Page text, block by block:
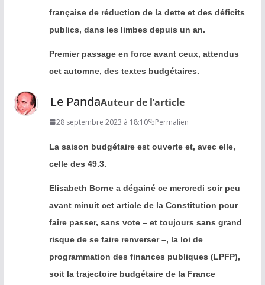
française de réduction de la dette et des déficits
publics, dans les limbes depuis un an.
Premier passage en force avant ceux, attendus
cet automne, des textes budgétaires.
Le PandaAuteur de l’article
28 septembre 2023 à 18:10 Permalien
La saison budgétaire est ouverte et, avec elle,
celle des 49.3.
Elisabeth Borne a dégainé ce mercredi soir peu
avant minuit cet article de la Constitution pour
faire passer, sans vote – et toujours sans grand
risque de se faire renverser –, la loi de
programmation des finances publiques (LPFP),
soit la trajectoire budgétaire de la France